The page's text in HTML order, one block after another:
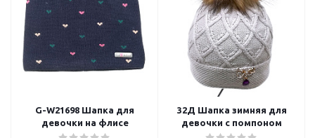
G-W21698 Шапка для
девочки на флисе
32Д Шапка зимняя для
девочки с помпоном